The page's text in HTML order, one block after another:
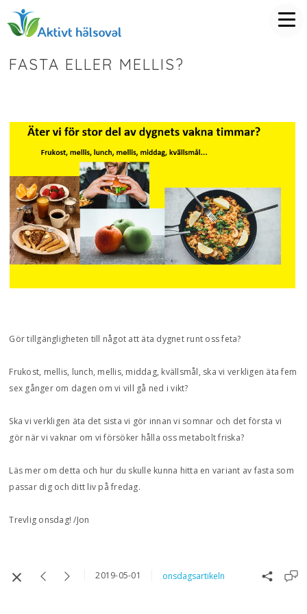
FASTA ELLER MELLIS?
Gör tillgängligheten till något att äta dygnet runt oss feta?
Frukost, mellis, lunch, mellis, middag, kvällsmål, ska vi verkligen äta fem
sex gånger om dagen om vi vill gå ned i vikt?
Ska vi verkligen äta det sista vi gör innan vi somnar och det första vi
gör när vi vaknar om vi försöker hålla oss metabolt friska?
Läs mer om detta och hur du skulle kunna hitta en variant av fasta som
passar dig och ditt liv på fredag.
Trevlig onsdag! /Jon
2019-05-01 onsdagsartikeln